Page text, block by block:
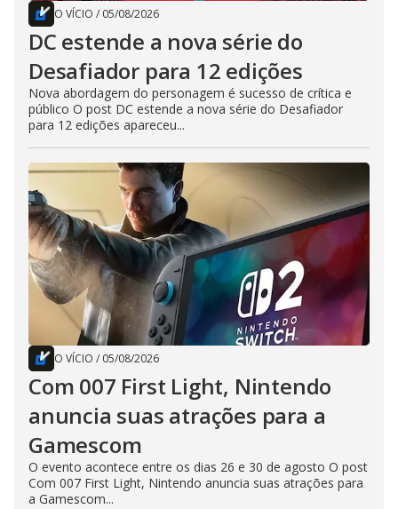
O VÍCIO / 05/08/2026
DC estende a nova série do
Desafiador para 12 edições
Nova abordagem do personagem é sucesso de crítica e
público O post DC estende a nova série do Desafiador
para 12 edições apareceu...
O VÍCIO / 05/08/2026
Com 007 First Light, Nintendo
anuncia suas atrações para a
Gamescom
O evento acontece entre os dias 26 e 30 de agosto O post
Com 007 First Light, Nintendo anuncia suas atrações para
a Gamescom...